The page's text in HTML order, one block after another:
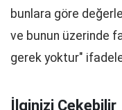
bunlara göre
ve bunun üzerinde
gerek yoktur"